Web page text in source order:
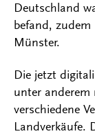
Deutschland
befand, zudem
Münster.
Die jetzt
unter anderem
verschiedene
Landverkäufe.